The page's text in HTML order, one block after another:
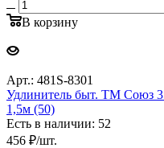
В корзину
Арт.: 481S-8301
Удлинитель быт. ТМ Союз
1,5м (50)
Есть в наличии: 52
456 ₽/шт.